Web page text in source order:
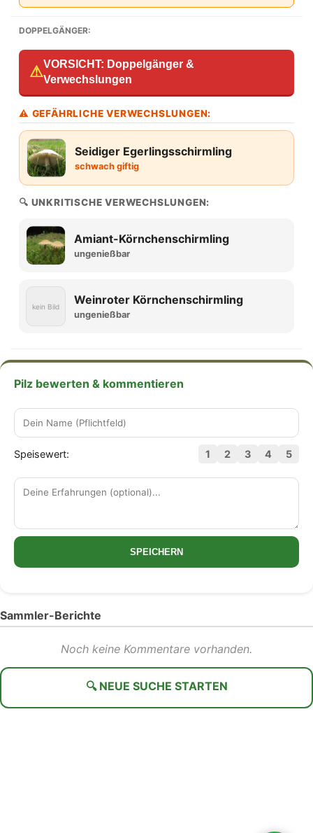
DOPPELGÄNGER:
⚠VORSICHT: Doppelgänger &
Verwechslungen
⚠ GEFÄHRLICHE VERWECHSLUNGEN:
Seidiger Egerlingsschirmling
schwach giftig
🔍 UNKRITISCHE VERWECHSLUNGEN:
Amiant-Körnchenschirmling
ungenießbar
kein Bild Weinroter Körnchenschirmling
ungenießbar
Pilz bewerten & kommentieren
Speisewert: 1 2 3 4 5
SPEICHERN
Sammler-Berichte
Noch keine Kommentare vorhanden.
🔍 NEUE SUCHE STARTEN